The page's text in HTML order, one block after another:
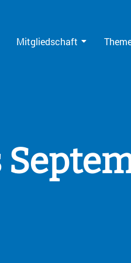
Mitgliedschaft